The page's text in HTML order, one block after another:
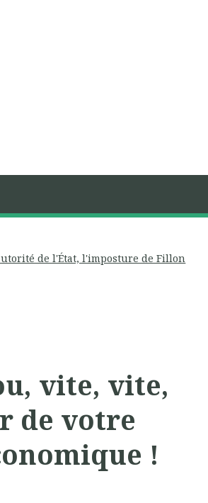
de l'État, l'imposture de Fillon
vite, vite,
de votre
!